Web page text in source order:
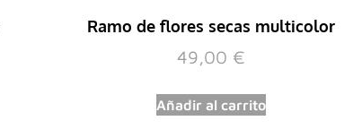
Ramo de flores secas multicolor
49,00 €
Añadir al carrito